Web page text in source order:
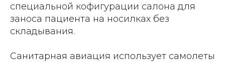
специальной кофигурации салона для
заноса пациента на носилках без
складывания.
Санитарная авиация использует самолеты